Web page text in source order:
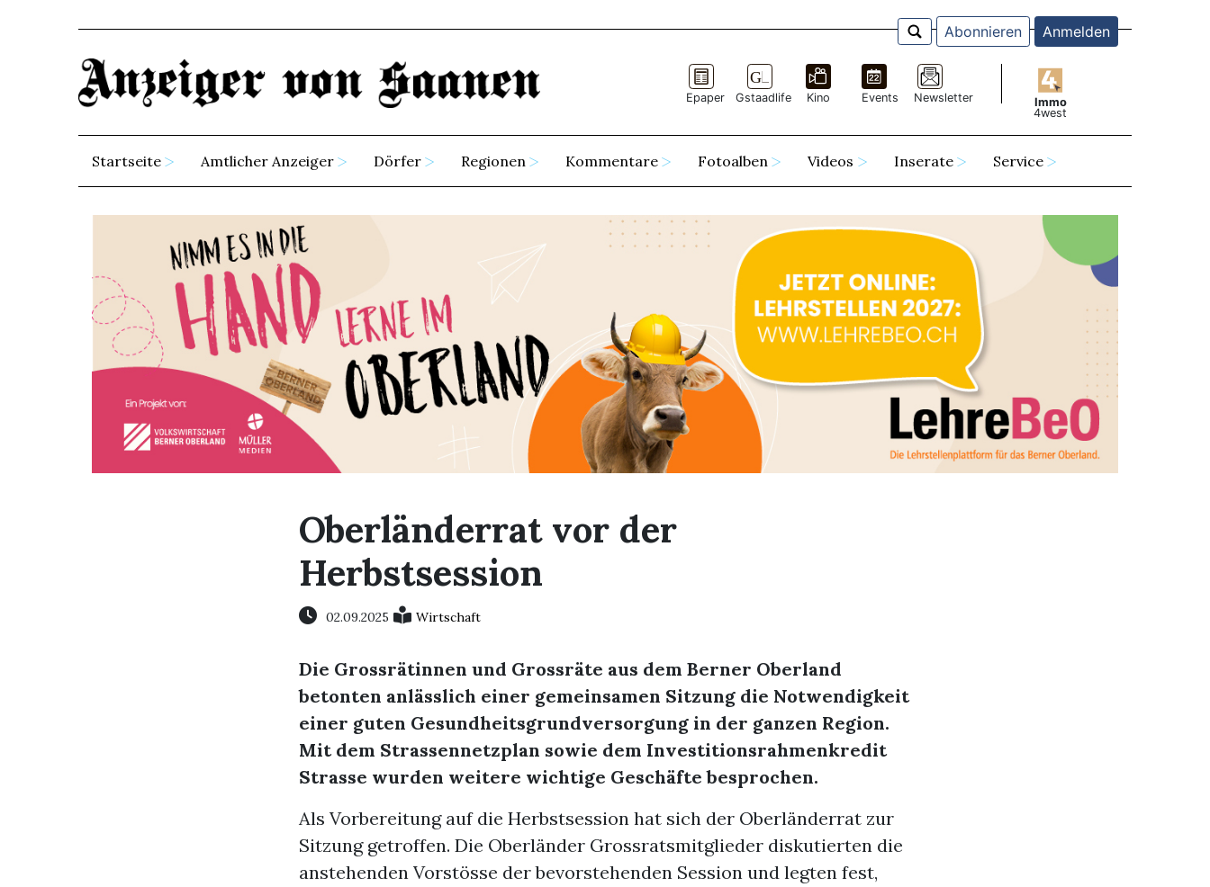
Abonnieren Anmelden
Epaper Gstaadlife Kino Events Newsletter
Immo
4west
Startseite Amtlicher Anzeiger Dörfer Regionen Kommentare Fotoalben Videos Inserate Service
Oberländerrat vor der
Herbstsession
02.09.2025 Wirtschaft
Die Grossrätinnen und Grossräte aus dem Berner Oberland
betonten anlässlich einer gemeinsamen Sitzung die Notwendigkeit
einer guten Gesundheitsgrundversorgung in der ganzen Region.
Mit dem Strassennetzplan sowie dem Investitionsrahmenkredit
Strasse wurden weitere wichtige Geschäfte besprochen.
Als Vorbereitung auf die Herbstsession hat sich der Oberländerrat zur
Sitzung getroffen. Die Oberländer Grossratsmitglieder diskutierten die
anstehenden Vorstösse der bevorstehenden Session und legten fest,